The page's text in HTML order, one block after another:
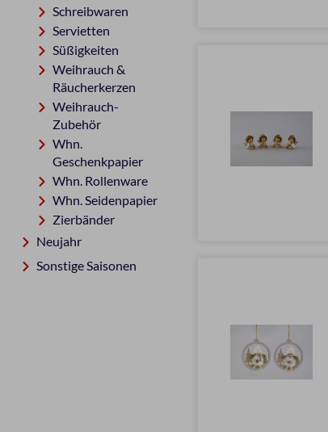
Schreibwaren
Servietten
Süßigkeiten
Weihrauch &
Räucherkerzen
Weihrauch-
Zubehör
Whn.
Geschenkpapier
Whn. Rollenware
Whn. Seidenpapier
Zierbänder
Neujahr
Sonstige Saisonen